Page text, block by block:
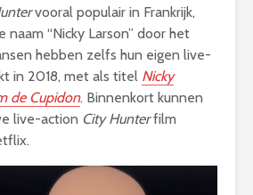
vooral populair in Frankrijk,
naam “Nicky Larson” door het
hebben zelfs hun eigen live-
in 2018, met als titel Nicky
de Cupidon. Binnenkort kunnen
live-action City Hunterfilm